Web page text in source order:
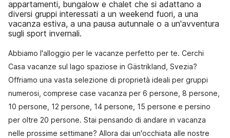
appartamenti, bungalow e chalet che si adattano a
diversi gruppi interessati a un weekend fuori, a una
vacanza estiva, a una pausa autunnale o a un'avventura
sugli sport invernali.
Abbiamo l'alloggio per le vacanze perfetto per te. Cerchi
Casa vacanze sul lago spaziose in Gästrikland, Svezia?
Offriamo una vasta selezione di proprietà ideali per gruppi
numerosi, comprese case vacanza per 6 persone, 8 persone,
10 persone, 12 persone, 14 persone, 15 persone e persino
per oltre 20 persone. Stai pensando di andare in vacanza
nelle prossime settimane? Allora dai un'occhiata alle nostre